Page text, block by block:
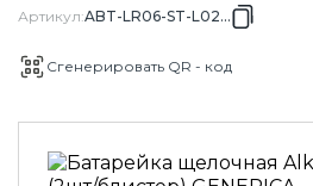
60.09.01 Батарейки
60.09.01.01 Батарейки
Артикул:ABT-LR06-ST-L02-G
Сгенерировать QR - код